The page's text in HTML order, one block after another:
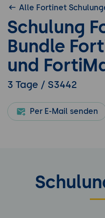
Alle Fortinet
Schulung
Bundle
und
3 Tage / S3442
Per E-Mail senden